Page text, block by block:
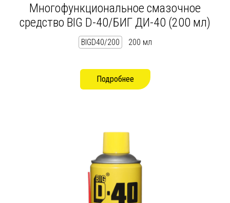
Многофункциональное смазочное
средство BIG D-40/БИГ ДИ-40 (200 мл)
BIGD40/200 200 мл
Подробнее